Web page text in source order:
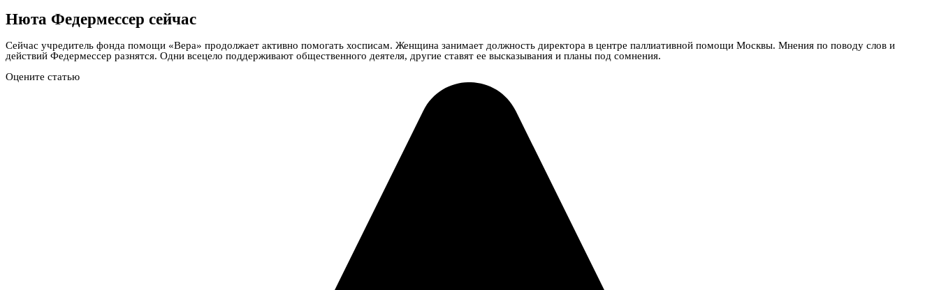
Нюта Федермессер сейчас
Сейчас учредитель фонда помощи «Вера» продолжает активно помогать хосписам. Женщина занимает должность директора в центре паллиативной помощи Москвы. Мнения по поводу слов и
действий Федермессер разнятся. Одни всецело поддерживают общественного деятеля, другие ставят ее высказывания и планы под сомнения.
Оцените статью